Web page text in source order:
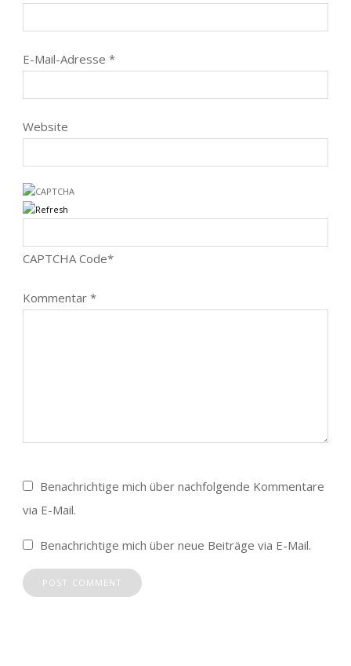
E-Mail-Adresse *
Website
CAPTCHA Code*
Kommentar *
Benachrichtige mich über nachfolgende Kommentare
via E-Mail.
Benachrichtige mich über neue Beiträge via E-Mail.